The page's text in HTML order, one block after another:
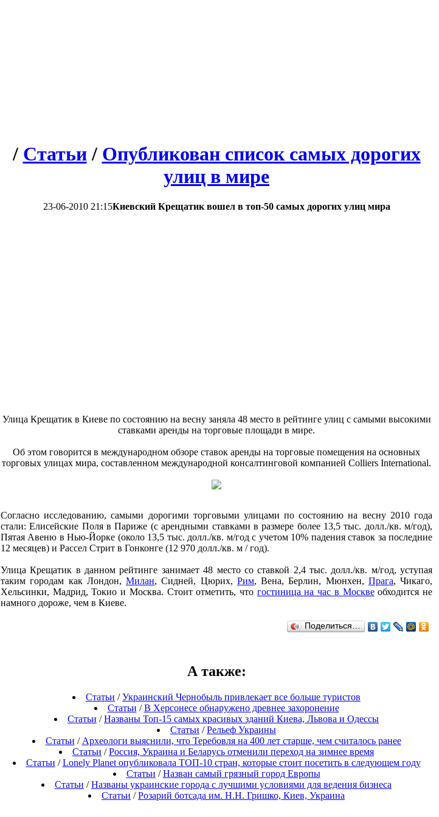
/ Статьи/ Опубликован список самых дорогих
улиц в мире
23-06-2010 21:15Киевский Крещатик вошел в топ-50 самых дорогих улиц мира
Улица Крещатик в Киеве по состоянию на весну заняла 48 место в рейтинге улиц с самыми высокими
ставками аренды на торговые площади в мире.
Об этом говорится в международном обзоре ставок аренды на торговые помещения на основных
торговых улицах мира, составленном международной консалтинговой компанией Colliers International.
Согласно исследованию, самыми дорогими торговыми улицами по состоянию на весну 2010 года
стали: Елисейские Поля в Париже (с арендными ставками в размере более 13,5 тыс. долл./кв. м/год),
Пятая Авеню в Нью-Йорке (около 13,5 тыс. долл./кв. м/год с учетом 10% падения ставок за последние
12 месяцев) и Рассел Стрит в Гонконге (12 970 долл./кв. м / год).
Улица Крещатик в данном рейтинге занимает 48 место со ставкой 2,4 тыс. долл./кв. м/год, уступая
таким городам как Лондон, Милан, Сидней, Цюрих, Рим, Вена, Берлин, Мюнхен, Прага, Чикаго,
Хельсинки, Мадрид, Токио и Москва. Стоит отметить, что гостиница на час в Москвеобходится не
намного дороже, чем в Киеве.
Поделиться…
А также:
Статьи /Украинский Чернобыль привлекает все больше туристов
Статьи /В Херсонесе обнаружено древнее захоронение
Статьи /Названы Топ-15 самых красивых зданий Киева, Львова и Одессы
Статьи /Рельеф Украины
Статьи / Археологи выяснили, что Теребовля на 400 лет старше, чем считалось ранее
Статьи /Россия, Украина и Беларусь отменили переход на зимнее время
Статьи /Lonely Planet опубликовала ТОП-10 стран, которые стоит посетить в следующем году
Статьи /Назван самый грязный город Европы
Статьи /Названы украинские города с лучшими условиями для ведения бизнеса
Статьи /Розарий ботсада им. Н.Н. Гришко, Киев, Украина